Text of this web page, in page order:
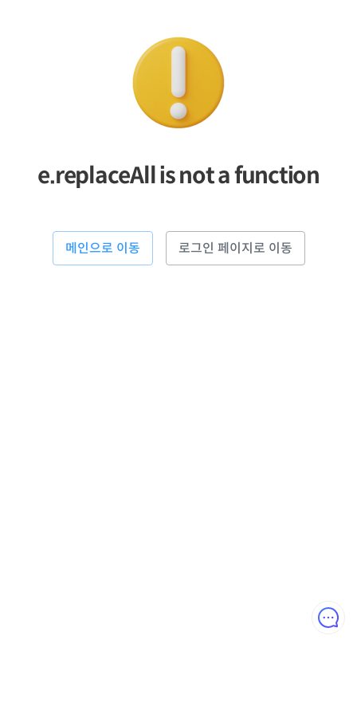
e.replaceAll is not a function
메인으로 이동 로그인 페이지로 이동